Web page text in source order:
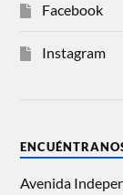
Facebook
Instagram
Avenida